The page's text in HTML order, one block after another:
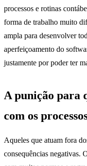
processos e rotinas
forma de trabalho muito
ampla para desenvolver
aperfeiçoamento do
justamente por poder ter
A punição para
com os
Aqueles que atuam fora
consequências negativas.